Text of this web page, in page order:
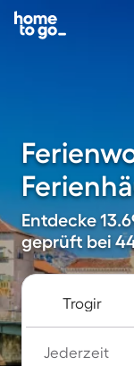
Entdecke
geprüft bei
Jederzeit